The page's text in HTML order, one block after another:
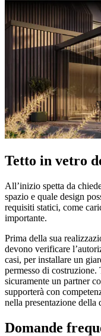
Tetto in vetro
All’inizio spetta da
spazio e quale design
requisiti statici, come
importante.
Prima della sua
devono verificare
casi, per installare un
permesso di costruzione.
sicuramente un partner
supporterà con
nella presentazione della
Domande